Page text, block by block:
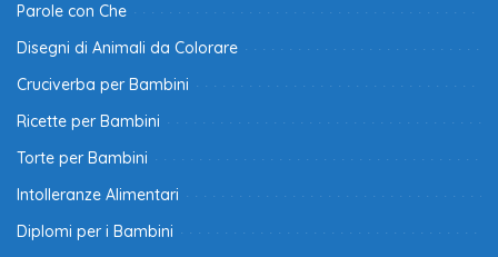
Parole con Che
Disegni di Animali da Colorare
Cruciverba per Bambini
Ricette per Bambini
Torte per Bambini
Intolleranze Alimentari
Diplomi per i Bambini